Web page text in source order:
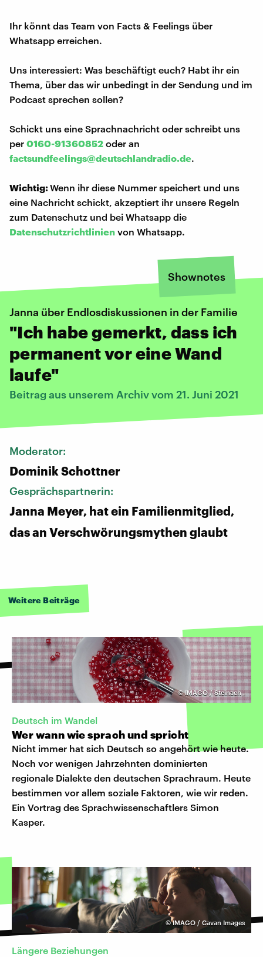
Ihr könnt das Team von Facts & Feelings über
Whatsapp erreichen.
Uns interessiert: Was beschäftigt euch? Habt ihr ein
Thema, über das wir unbedingt in der Sendung und im
Podcast sprechen sollen?
Schickt uns eine Sprachnachricht oder schreibt uns
per 0160-91360852 oder an
factsundfeelings@deutschlandradio.de.
Wichtig:Wenn ihr diese Nummer speichert und uns
eine Nachricht schickt, akzeptiert ihr unsere Regeln
zum Datenschutz und bei Whatsapp die
Datenschutzrichtlinien von Whatsapp.
Shownotes
Janna über Endlosdiskussionen in der Familie
"Ich habe gemerkt, dass ich
permanent vor eine Wand
laufe"
Beitrag aus unserem Archiv vom 21. Juni 2021
Moderator:
Dominik Schottner
Gesprächspartnerin:
Janna Meyer, hat ein Familienmitglied,
das an Verschwörungsmythen glaubt
Weitere Beiträge
©IMAGO / Steinach,
Deutsch im Wandel
Wer wann wie sprach und spricht
Nicht immer hat sich Deutsch so angehört wie heute.
Noch vor wenigen Jahrzehnten dominierten
regionale Dialekte den deutschen Sprachraum. Heute
bestimmen vor allem soziale Faktoren, wie wir reden.
Ein Vortrag des Sprachwissenschaftlers Simon
Kasper.
©IMAGO / Cavan Images
Längere Beziehungen